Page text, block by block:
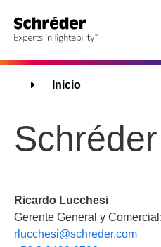
Breadcrumbs
Inicio
Ricardo Lucchesi
Gerente General y
rlucchesi@schreder.com